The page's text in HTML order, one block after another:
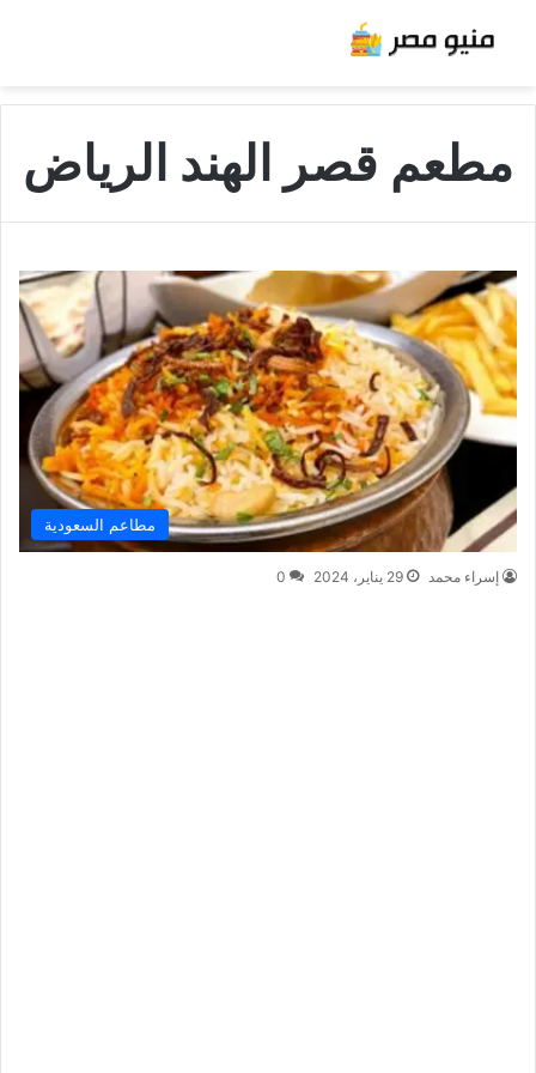
مطعم قصر الهند الرياض
مطاعم السعودية
إسراء محمد 29 يناير، 2024 0